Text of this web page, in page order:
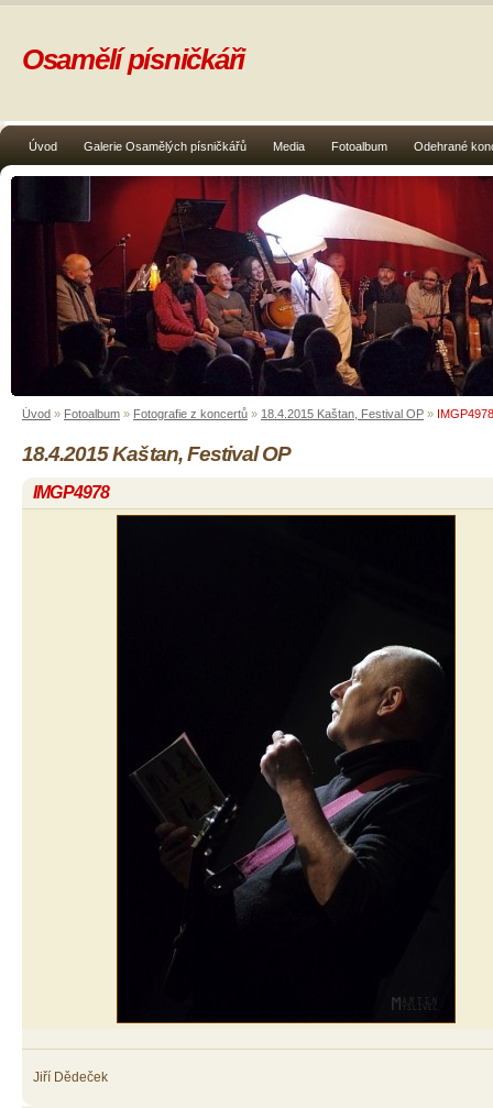
Úvod Galerie Osamělých písničkářů Media Fotoalbum Odehrané
Osamělí písničkáři
Úvod » Fotoalbum » Fotografie z koncertů » 18.4.2015 Kaštan, Festival OP » IMGP4978
18.4.2015 Kaštan, Festival OP
IMGP4978
Jiří Dědeček